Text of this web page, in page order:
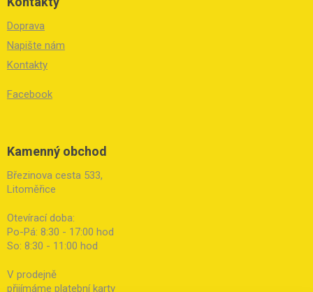
Doprava
Napište nám
Kontakty
Facebook
Kamenný obchod
Březinova cesta 533,
Litoměřice
Otevírací doba:
Po-Pá: 8:30 - 17:00 hod
So: 8:30 - 11:00 hod
V prodejně
přijímáme platební karty